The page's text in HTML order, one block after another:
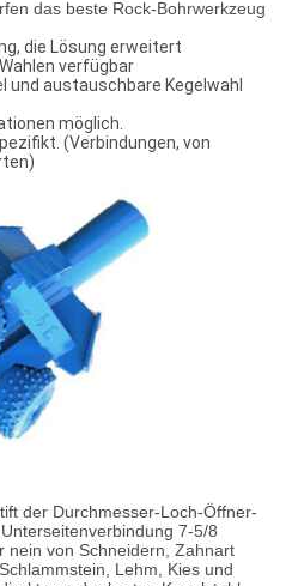
das beste Rock-Bohrwerkzeug
die Lösung erweitert
verfügbar
und austauschbare Kegelwahl
möglich.
(Verbindungen, von
der Durchmesser-Loch-Öffner-
7-5/8
nein von Schneidern, Zahnart
Lehm, Kies und